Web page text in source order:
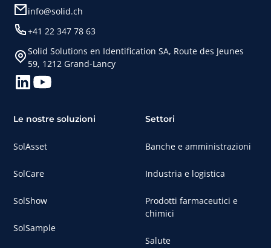
info@solid.ch
+41 22 347 78 63
Solid Solutions en Identification SA, Route des Jeunes
59, 1212 Grand-Lancy
Le nostre soluzioni
SolAsset
SolCare
SolShow
SolSample
Settori
Banche e amministrazioni
Industria e logistica
Prodotti farmaceutici e
chimici
Salute